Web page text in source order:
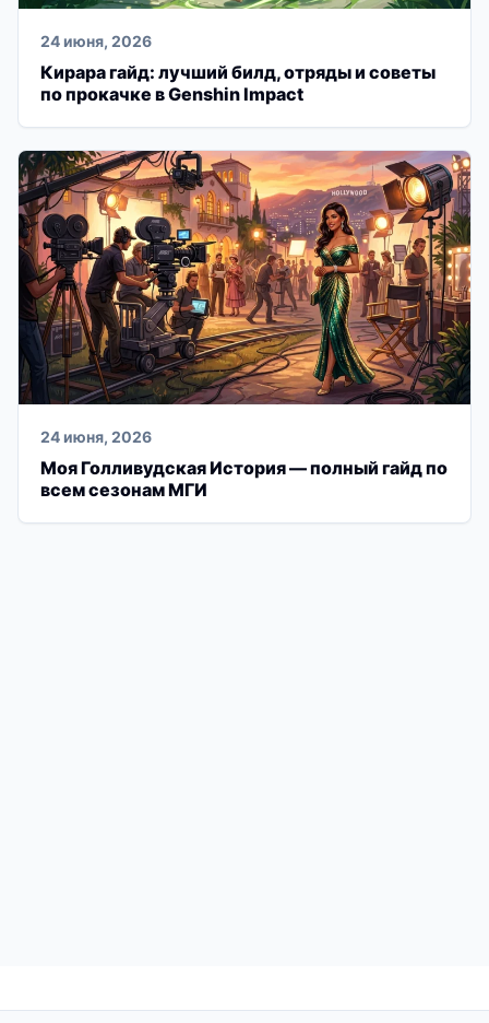
24 июня, 2026
Кирара гайд: лучший билд, отряды и советы
по прокачке в Genshin Impact
24 июня, 2026
Моя Голливудская История — полный гайд по
всем сезонам МГИ